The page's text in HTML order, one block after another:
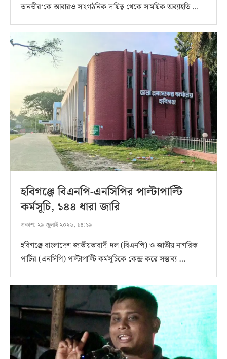
তানভীর‘কে আবারও সাংগঠনিক দায়িত্ব থেকে সাময়িক অব্যাহতি …
হবিগঞ্জে বিএনপি-এনসিপির পাল্টাপাল্টি
কর্মসূচি, ১৪৪ ধারা জারি
প্রকাশ: ২৯ জুলাই ২০২৬, ১৪:১৯
হবিগঞ্জে বাংলাদেশ জাতীয়তাবাদী দল (বিএনপি) ও জাতীয় নাগরিক
পার্টির (এনসিপি) পাল্টাপাল্টি কর্মসূচিকে কেন্দ্র করে সম্ভাব্য …